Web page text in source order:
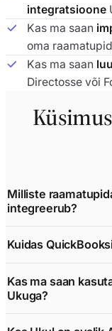
integratsioone
Kas ma saan
oma
Kas ma saan
Directosse või
Milliste
integreerub?
Kuidas
Kas ma saan
Ukuga?